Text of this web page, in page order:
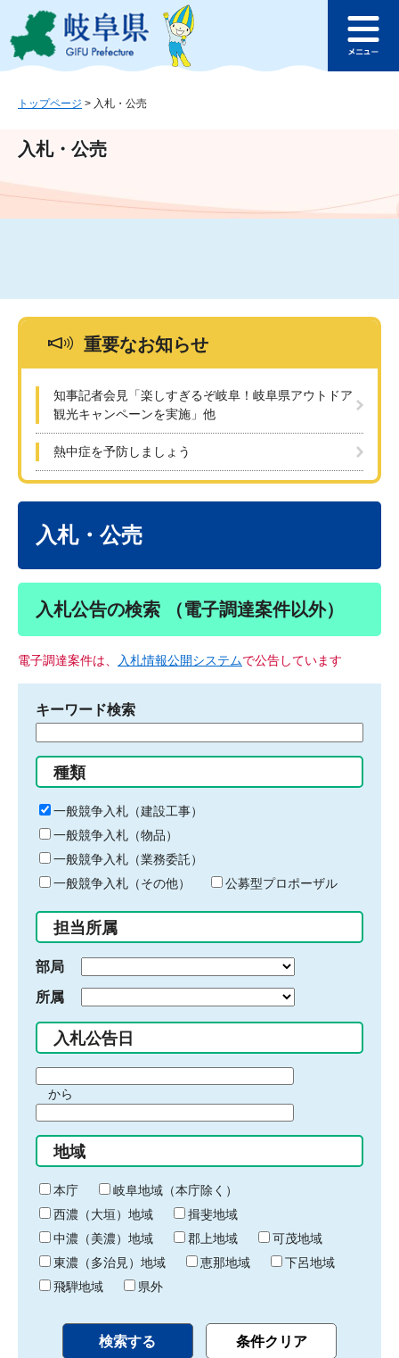
ジ
ュ
文
このページの本文へ
ュ
トップページ > 入札・公売
入札・公売
重要なお知らせ
知事記者会見「楽しすぎるぞ岐阜！岐阜県アウトドア
観光キャンペーンを実施」他
熱中症を予防しましょう
入札・公売
入札公告の検索 （電子調達案件以外）
電子調達案件は、 入札情報公開システムで公告しています
キーワード検索
る
キ
ー
ワ
ー
ド
入
力
種類
一般競争入札（建設工事）
一般競争入札（物品）
一般競争入札（業務委託）
一般競争入札（その他）
公募型プロポーザル
担当所属
部局
所属
入札公告日
間
始
り
から
間
終
わ
り
地域
本庁
岐阜地域（本庁除く）
西濃（大垣）地域
揖斐地域
中濃（美濃）地域
郡上地域
可茂地域
東濃（多治見）地域
恵那地域
下呂地域
飛騨地域
県外